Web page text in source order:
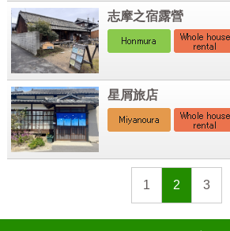
志摩之宿露營
星屑旅店
1 2 3